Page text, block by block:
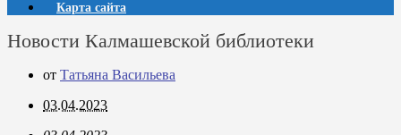
Карта сайта
Новости Калмашевской библиотеки
от Татьяна Васильева
03.04.2023